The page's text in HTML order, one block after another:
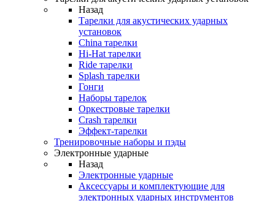
Назад
Тарелки для акустических ударных
установок
China тарелки
Hi-Hat тарелки
Ride тарелки
Splash тарелки
Гонги
Наборы тарелок
Оркестровые тарелки
Сrash тарелки
Эффект-тарелки
Тренировочные наборы и пэды
Электронные ударные
Назад
Электронные ударные
Аксессуары и комплектующие для
электронных ударных инструментов